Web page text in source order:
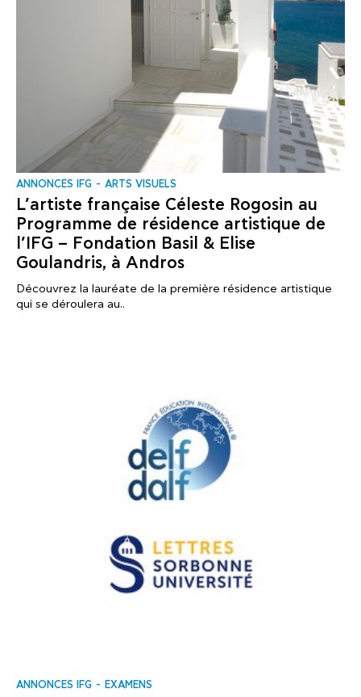
ANNONCES IFG ARTS VISUELS
L’artiste française Céleste Rogosin au
Programme de résidence artistique de
l’IFG – Fondation Basil & Elise
Goulandris, à Andros
Découvrez la lauréate de la première résidence artistique
qui se déroulera au..
ANNONCES IFG EXAMENS